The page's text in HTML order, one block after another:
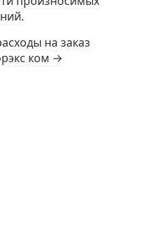
на заказ
ком →